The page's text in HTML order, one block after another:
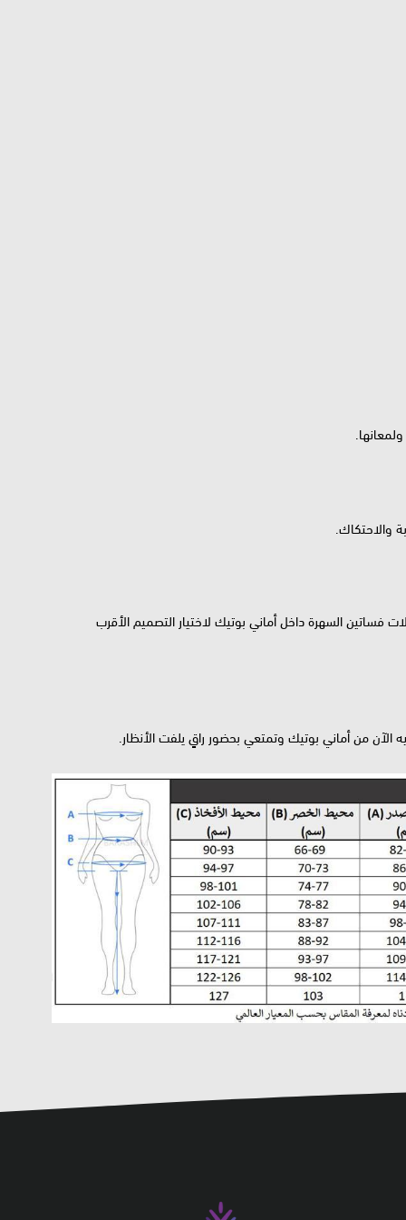
والاحتكاك.
فساتين السهرة داخل أماني بوتيك لاختيار التصميم الأقرب
الآن من أماني بوتيك وتمتعي بحضور راقٍ يلفت الأنظار.